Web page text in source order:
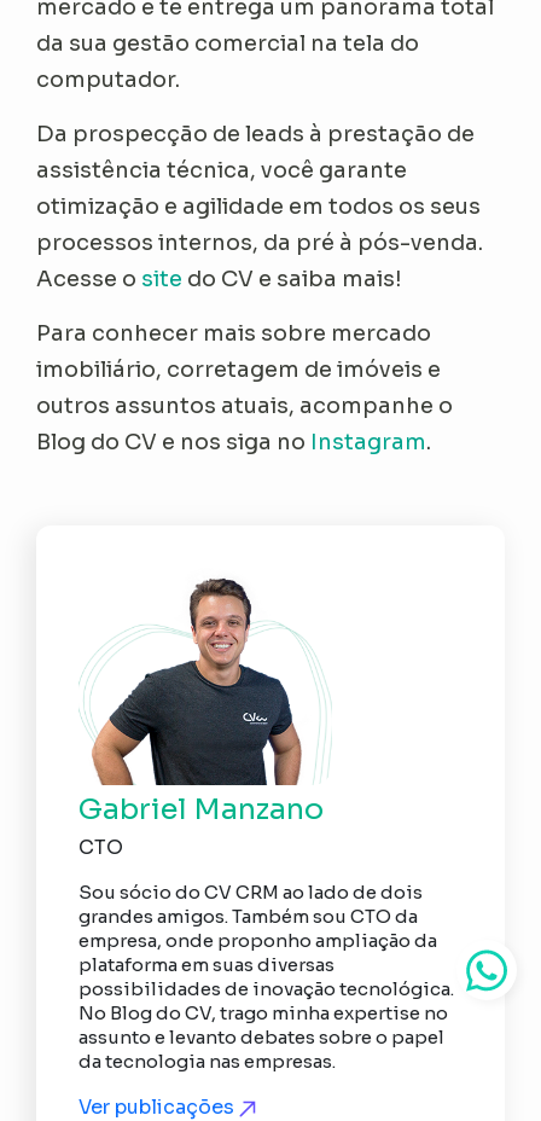
mercado e te entrega um panorama total
da sua gestão comercial na tela do
computador.
Da prospecção de leads à prestação de
assistência técnica, você garante
otimização e agilidade em todos os seus
processos internos, da pré à pós-venda.
Acesse o site do CV e saiba mais!
Para conhecer mais sobre mercado
imobiliário, corretagem de imóveis e
outros assuntos atuais, acompanhe o
Blog do CV e nos siga no Instagram.
Gabriel Manzano
CTO
Sou sócio do CV CRM ao lado de dois
grandes amigos. Também sou CTO da
empresa, onde proponho ampliação da
plataforma em suas diversas
possibilidades de inovação tecnológica.
No Blog do CV, trago minha expertise no
assunto e levanto debates sobre o papel
da tecnologia nas empresas.
Ver publicações